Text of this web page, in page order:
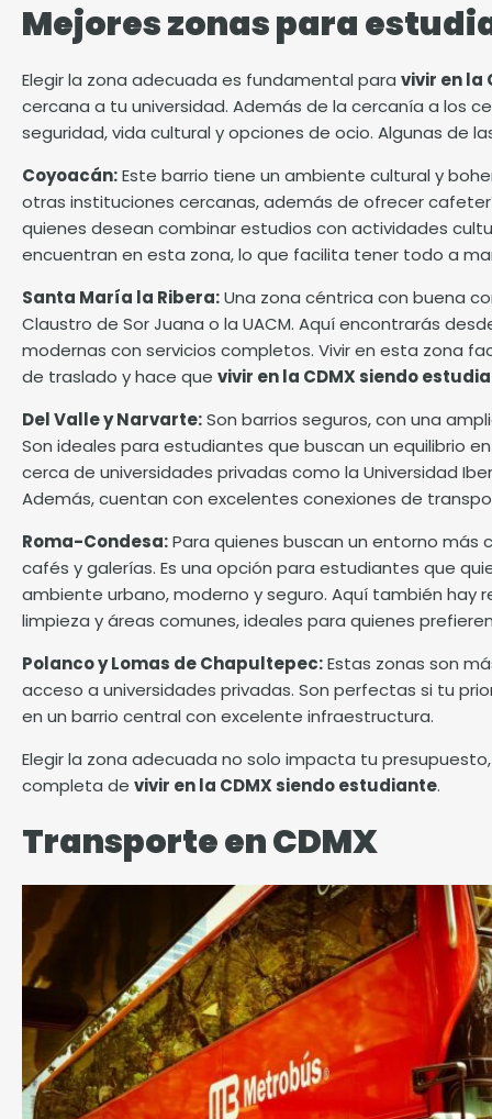
Mejores zonas para
Elegir la zona adecuada es fundamental para vivir en la
cercana a tu universidad. Además de la cercanía a los
seguridad, vida cultural y opciones de ocio. Algunas de
Coyoacán:Este barrio tiene un ambiente cultural y
otras instituciones cercanas, además de ofrecer
quienes desean combinar estudios con actividades
encuentran en esta zona, lo que facilita tener todo a
Santa María la Ribera:Una zona céntrica con buena
Claustro de Sor Juana o la UACM. Aquí encontrarás
modernas con servicios completos. Vivir en esta zona
de traslado y hace que vivir en la CDMX siendo
Del Valle y Narvarte:Son barrios seguros, con una
Son ideales para estudiantes que buscan un equilibrio
cerca de universidades privadas como la Universidad
Además, cuentan con excelentes conexiones de
Roma-Condesa:Para quienes buscan un entorno
cafés y galerías. Es una opción para estudiantes que
ambiente urbano, moderno y seguro. Aquí también hay
limpieza y áreas comunes, ideales para quienes
Polanco y Lomas de Chapultepec:Estas zonas son
acceso a universidades privadas. Son perfectas si tu
en un barrio central con excelente infraestructura.
Elegir la zona adecuada no solo impacta tu
completa de vivir en la CDMX siendo estudiante.
Transporte en CDMX